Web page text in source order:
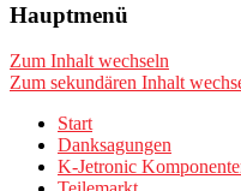
Hauptmenü
Zum Inhalt wechseln
Zum sekundären Inhalt
Start
Danksagungen
K-Jetronic